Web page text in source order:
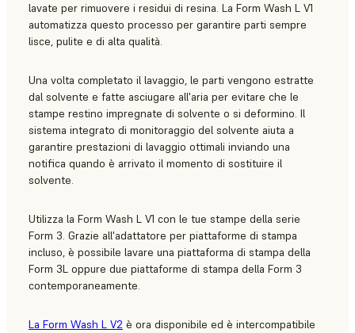
lavate per rimuovere i residui di resina. La Form Wash L V1
automatizza questo processo per garantire parti sempre
lisce, pulite e di alta qualità.
Una volta completato il lavaggio, le parti vengono estratte
dal solvente e fatte asciugare all'aria per evitare che le
stampe restino impregnate di solvente o si deformino. Il
sistema integrato di monitoraggio del solvente aiuta a
garantire prestazioni di lavaggio ottimali inviando una
notifica quando è arrivato il momento di sostituire il
solvente.
Utilizza la Form Wash L V1 con le tue stampe della serie
Form 3. Grazie all'adattatore per piattaforme di stampa
incluso, è possibile lavare una piattaforma di stampa della
Form 3L oppure due piattaforme di stampa della Form 3
contemporaneamente.
La Form Wash L V2 è ora disponibile ed è intercompatibile